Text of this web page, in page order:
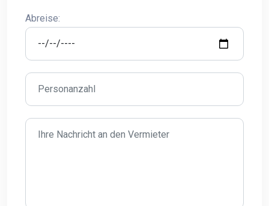
Abreise: